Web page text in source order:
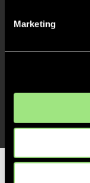
Marketing
1'